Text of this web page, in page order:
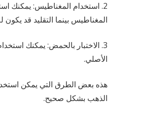
2. استخدام المغناطيس: يمكنك
المغناطيس بينما التقليد قد
3. الاختبار بالحمض: يمكنك
الأصلي.
هذه بعض الطرق التي يمكن
الذهب بشكل صحيح.